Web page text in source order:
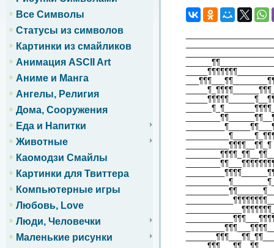
Все Символы
Статусы из символов
Картинки из смайликов
Анимация ASCII Art
Аниме и Манга
Ангелы, Религия
Дома, Сооружения
Еда и Напитки
Животные
Каомодзи Смайлы
Картинки для Твиттера
Компьютерные игры
Любовь, Love
Люди, Человечки
Маленькие рисунки